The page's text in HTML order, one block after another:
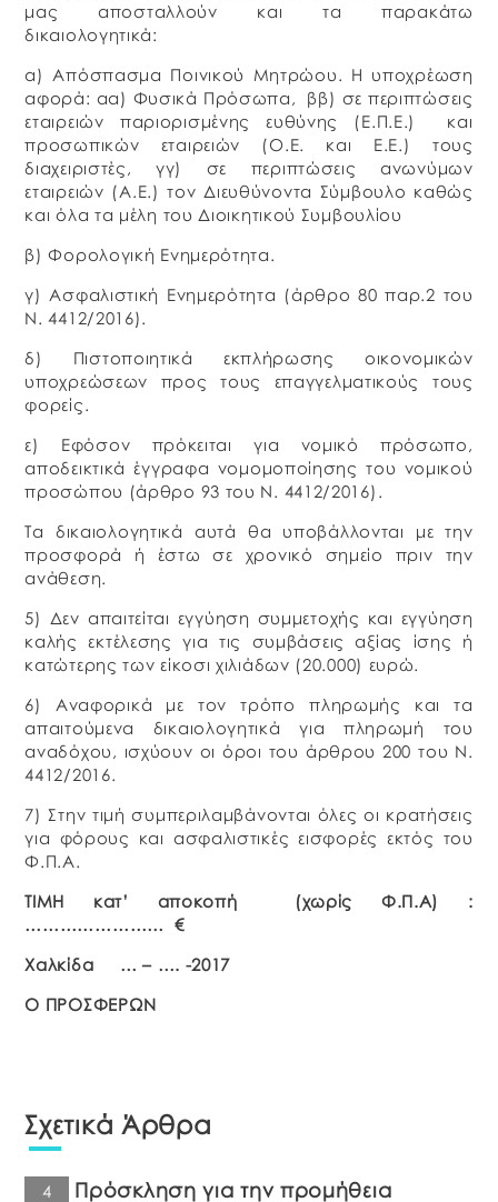
μας αποσταλλούν και τα παρακάτω
δικαιολογητικά:
α) Απόσπασμα Ποινικού Μητρώου. Η υποχρέωση
αφορά: αα) Φυσικά Πρόσωπα, ββ) σε περιπτώσεις
εταιρειών παριορισμένης ευθύνης (Ε.Π.Ε.) και
προσωπικών εταιρειών (Ο.Ε. και Ε.Ε.) τους
διαχειριστές, γγ) σε περιπτώσεις ανωνύμων
εταιρειών (Α.Ε.) τον Διευθύνοντα Σύμβουλο καθώς
και όλα τα μέλη του Διοικητικού Συμβουλίου
β) Φορολογική Ενημερότητα.
γ) Ασφαλιστική Ενημερότητα (άρθρο 80 παρ.2 του
Ν. 4412/2016).
δ) Πιστοποιητικά εκπλήρωσης οικονομικών
υποχρεώσεων προς τους επαγγελματικούς τους
φορείς.
ε) Εφόσον πρόκειται για νομικό πρόσωπο,
αποδεικτικά έγγραφα νομομοποίησης του νομικού
προσώπου (άρθρο 93 του Ν. 4412/2016).
Τα δικαιολογητικά αυτά θα υποβάλλονται με την
προσφορά ή έστω σε χρονικό σημείο πριν την
ανάθεση.
5) Δεν απαιτείται εγγύηση συμμετοχής και εγγύηση
καλής εκτέλεσης για τις συμβάσεις αξίας ίσης ή
κατώτερης των είκοσι χιλιάδων (20.000) ευρώ.
6) Αναφορικά με τον τρόπο πληρωμής και τα
απαιτούμενα δικαιολογητικά για πληρωμή του
αναδόχου, ισχύουν οι όροι του άρθρου 200 του Ν.
4412/2016.
7) Στην τιμή συμπεριλαμβάνονται όλες οι κρατήσεις
για φόρους και ασφαλιστικές εισφορές εκτός του
Φ.Π.Α.
ΤΙΜΗ κατ’ αποκοπή (χωρίς Φ.Π.Α) :
…………………… €
Χαλκίδα … – …. -2017
Ο ΠΡΟΣΦΕΡΩΝ
Σχετικά Άρθρα
4 Πρόσκληση για την προμήθεια